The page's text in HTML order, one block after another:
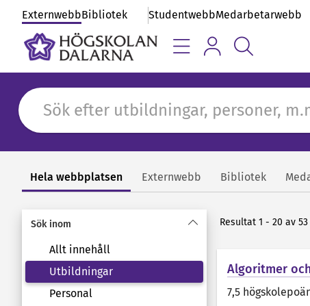
ExternwebbBibliotek StudentwebbMedarbetarwebb
Hela webbplatsen Externwebb Bibliotek
Sök inom
Allt innehåll
Utbildningar
Personal
Resultat 1 - 20 av
Algoritmer
7,5